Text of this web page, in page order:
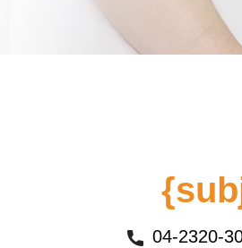
04-2320-